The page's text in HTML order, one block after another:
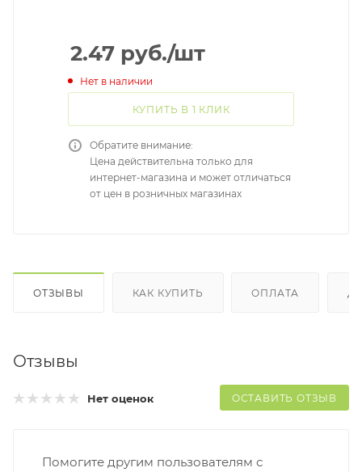
2.47 руб./шт
Нет в наличии
КУПИТЬ В 1 КЛИК
Обратите внимание:
Цена действительна только для
интернет-магазина и может отличаться
от цен в розничных магазинах
ОТЗЫВЫ КАК КУПИТЬ ОПЛАТА
Отзывы
Нет оценок ОСТАВИТЬ ОТЗЫВ
Помогите другим пользователям с